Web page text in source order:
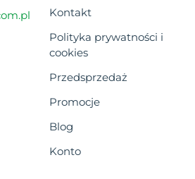
Kontakt
Polityka prywatności i
cookies
Przedsprzedaż
Promocje
Blog
Konto